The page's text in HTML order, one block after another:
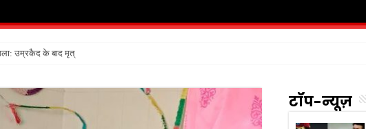
उम्रकैद के बाद मृत्यु तक जेल में रखने की सजा
टॉप-न्यूज़